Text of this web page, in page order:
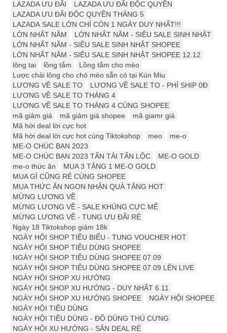
LAZADA ƯU ĐÃI
LAZADA ƯU ĐÃI ĐỘC QUYỀN
LAZADA ƯU ĐÃI ĐỘC QUYỀN THÁNG 5
LAZADA SALE LỚN CHỈ CÒN 1 NGÀY DUY NHẤT!!!
LỚN NHẤT NĂM
LỚN NHẤT NĂM - SIÊU SALE SINH NHẬT
LỚN NHẤT NĂM - SIÊU SALE SINH NHẬT SHOPEE
LỚN NHẤT NĂM - SIÊU SALE SINH NHẬT SHOPEE 12.12
lông tai
lồng tắm
Lồng tắm cho mèo
Lược chải lông cho chó mèo sẵn có tại Kún Miu
LƯƠNG VỀ SALE TO
LƯƠNG VỀ SALE TO - PHÍ SHIP 0Đ
LƯƠNG VỀ SALE TO THÁNG 4
LƯƠNG VỀ SALE TO THÁNG 4 CÙNG SHOPEE
mã giảm giá
mã giảm giá shopee
mã giamr giá
Mã hời deal lời cực hot
Mã hời deal lời cực hot cùng Tiktokshop
meo
me-o
ME-O CHÚC BẠN 2023
ME-O CHÚC BẠN 2023 TẤN TÀI TẤN LỘC
ME-O GOLD
me-o thức ăn
MUA 3 TẶNG 1 ME-O GOLD
MUA GÌ CŨNG RẺ CÙNG SHOPEE
MUA THỨC ĂN NGON NHẬN QUÀ TẶNG HOT
MỪNG LƯƠNG VỀ
MỪNG LƯƠNG VỀ - SALE KHỦNG CỰC MÊ
MỪNG LƯƠNG VỀ - TUNG ƯU ĐÃI RẺ
Ngày 18 Tiktokshop giảm 18k
NGÀY HỘI SHOP TIÊU BIỂU - TUNG VOUCHER HOT
NGÀY HỘI SHOP TIÊU DÙNG SHOPEE
NGÀY HỘI SHOP TIÊU DÙNG SHOPEE 07.09
NGÀY HỘI SHOP TIÊU DÙNG SHOPEE 07.09 LÊN LIVE
NGÀY HỘI SHOP XU HƯỚNG
NGÀY HỘI SHOP XU HƯỚNG - DUY NHẤT 6.11
NGÀY HỘI SHOP XU HƯỚNG SHOPEE
NGÀY HỘI SHOPEE
NGÀY HỘI TIÊU DÙNG
NGÀY HỘI TIÊU DÙNG - ĐỒ DÙNG THÚ CƯNG
NGÀY HỘI XU HƯỚNG - SĂN DEAL RẺ